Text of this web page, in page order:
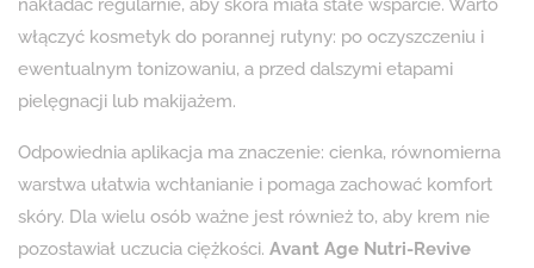
nakładać regularnie, aby skóra miała stałe wsparcie. Warto
włączyć kosmetyk do porannej rutyny: po oczyszczeniu i
ewentualnym tonizowaniu, a przed dalszymi etapami
pielęgnacji lub makijażem.
Odpowiednia aplikacja ma znaczenie: cienka, równomierna
warstwa ułatwia wchłanianie i pomaga zachować komfort
skóry. Dla wielu osób ważne jest również to, aby krem nie
pozostawiał uczucia ciężkości. Avant Age Nutri-Revive